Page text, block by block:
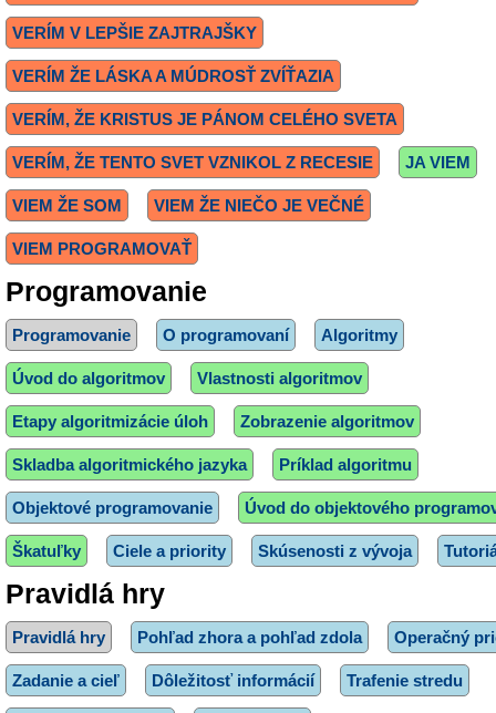
VERÍM V LEPŠIE ZAJTRAJŠKY
VERÍM ŽE LÁSKA A MÚDROSŤ ZVÍŤAZIA
VERÍM, ŽE KRISTUS JE PÁNOM CELÉHO SVETA
VERÍM, ŽE TENTO SVET VZNIKOL Z RECESIE JA VIEM
VIEM ŽE SOM VIEM ŽE NIEČO JE VEČNÉ
VIEM PROGRAMOVAŤ
Programovanie
Programovanie O programovaní Algoritmy
Úvod do algoritmov Vlastnosti algoritmov
Etapy algoritmizácie úloh Zobrazenie algoritmov
Skladba algoritmického jazyka Príklad algoritmu
Objektové programovanie Úvod do objektového
Škatuľky Ciele a priority Skúsenosti z vývoja
Pravidlá hry
Pravidlá hry Pohľad zhora a pohľad zdola Operačný
Zadanie a cieľ Dôležitosť informácií Trafenie stredu